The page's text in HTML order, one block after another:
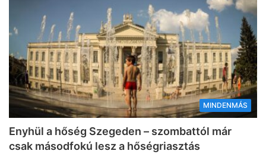
MINDENMÁS
Enyhül a hőség Szegeden – szombattól már
csak másodfokú lesz a hőségriasztás